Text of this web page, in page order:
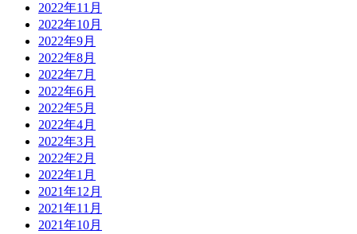
2022年11月
2022年10月
2022年9月
2022年8月
2022年7月
2022年6月
2022年5月
2022年4月
2022年3月
2022年2月
2022年1月
2021年12月
2021年11月
2021年10月